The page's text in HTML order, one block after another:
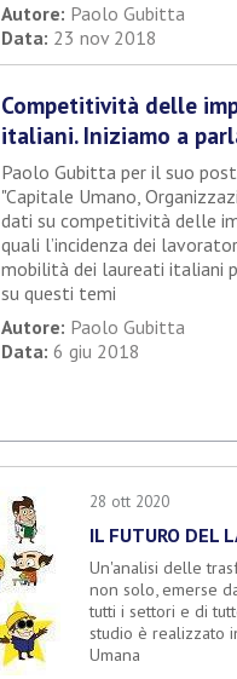
Autore: Paolo Gubitta
Data: 23 nov 2018
Competitività delle
italiani. Iniziamo a
Paolo Gubitta per il suo
"Capitale Umano,
dati su competitività delle
quali l’incidenza dei
mobilità dei laureati italiani
su questi temi
Autore: Paolo Gubitta
Data: 6 giu 2018
28 ott 2020
IL FUTURO DEL
Un'analisi delle
non solo, emerse
tutti i settori e di
studio è realizzato
Umana